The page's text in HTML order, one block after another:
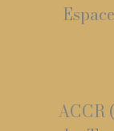
ACCR